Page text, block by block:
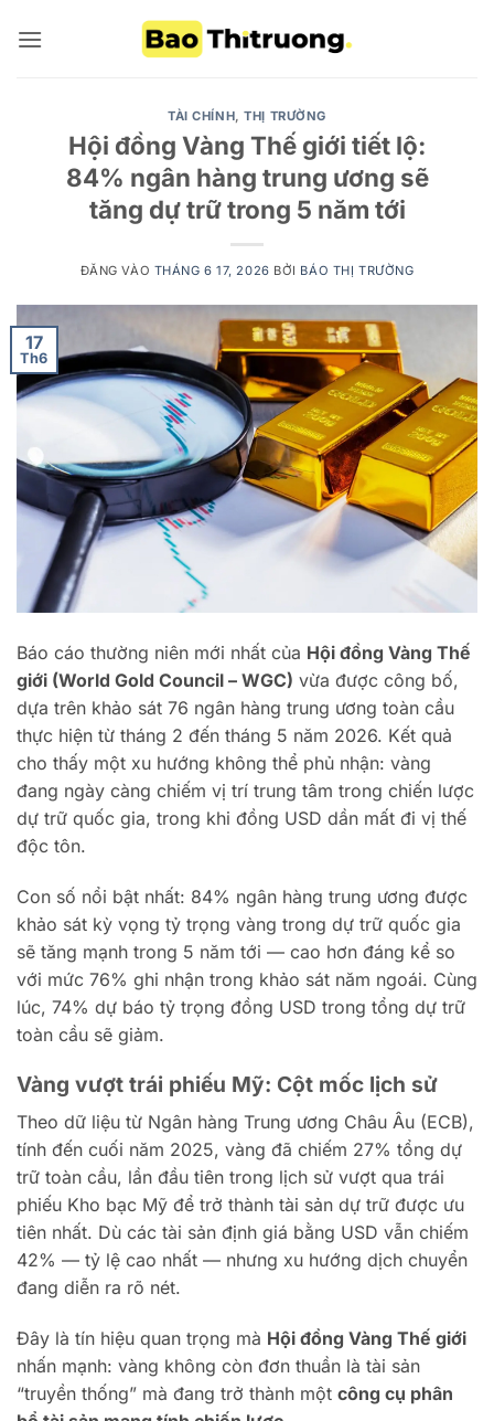
qua
TÀI CHÍNH,THỊ TRƯỜNG
Hội đồng Vàng Thế giới tiết lộ:
84% ngân hàng trung ương sẽ
tăng dự trữ trong 5 năm tới
ĐĂNG VÀO THÁNG 6 17, 2026 BỞI BÁO THỊ TRƯỜNG
17
Th6
Báo cáo thường niên mới nhất của Hội đồng Vàng Thế
giới (World Gold Council – WGC) vừa được công bố,
dựa trên khảo sát 76 ngân hàng trung ương toàn cầu
thực hiện từ tháng 2 đến tháng 5 năm 2026. Kết quả
cho thấy một xu hướng không thể phủ nhận: vàng
đang ngày càng chiếm vị trí trung tâm trong chiến lược
dự trữ quốc gia, trong khi đồng USD dần mất đi vị thế
độc tôn.
Con số nổi bật nhất: 84% ngân hàng trung ương được
khảo sát kỳ vọng tỷ trọng vàng trong dự trữ quốc gia
sẽ tăng mạnh trong 5 năm tới — cao hơn đáng kể so
với mức 76% ghi nhận trong khảo sát năm ngoái. Cùng
lúc, 74% dự báo tỷ trọng đồng USD trong tổng dự trữ
toàn cầu sẽ giảm.
Vàng vượt trái phiếu Mỹ: Cột mốc lịch sử
Theo dữ liệu từ Ngân hàng Trung ương Châu Âu (ECB),
tính đến cuối năm 2025, vàng đã chiếm 27% tổng dự
trữ toàn cầu, lần đầu tiên trong lịch sử vượt qua trái
phiếu Kho bạc Mỹ để trở thành tài sản dự trữ được ưu
tiên nhất. Dù các tài sản định giá bằng USD vẫn chiếm
42% — tỷ lệ cao nhất — nhưng xu hướng dịch chuyển
đang diễn ra rõ nét.
Đây là tín hiệu quan trọng mà Hội đồng Vàng Thế giới
nhấn mạnh: vàng không còn đơn thuần là tài sản
“truyền thống” mà đang trở thành một công cụ phân